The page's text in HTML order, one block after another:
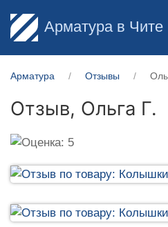
Арматура в Чите
Арматура Отзывы
Отзыв, Ольга Г.